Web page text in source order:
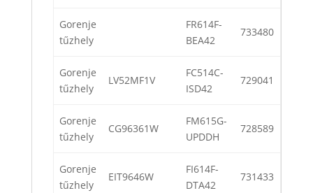
Gorenje
tűzhely
FR614F-
BEA42
733480
Gorenje
tűzhely
LV52MF1V
FC514C-
ISD42
729041
Gorenje
tűzhely
CG96361W
FM615G-
UPDDH
728589
Gorenje
tűzhely
EIT9646W
FI614F-
DTA42
731433